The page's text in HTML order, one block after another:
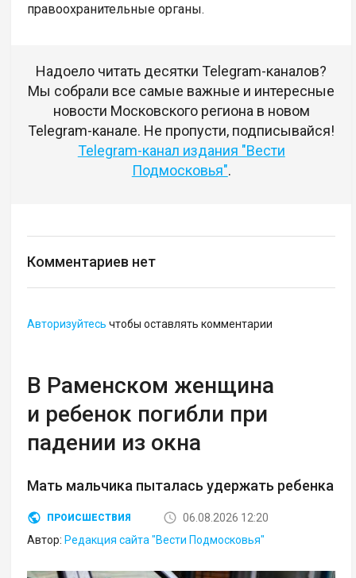
правоохранительные органы.
Надоело читать десятки Telegram-каналов?
Мы собрали все самые важные и интересные
новости Московского региона в новом
Telegram-канале. Не пропусти, подписывайся!
Telegram-канал издания "Вести
Подмосковья".
Комментариев нет
Авторизуйтесь чтобы оставлять комментарии
В Раменском женщина
и ребенок погибли при
падении из окна
Мать мальчика пыталась удержать ребенка
ПРОИСШЕСТВИЯ
06.08.2026 12:20
Автор: Редакция сайта "Вести Подмосковья"